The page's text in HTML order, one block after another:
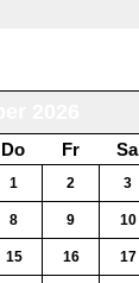
Do Fr Sa
1 2 3
8 9 10
15 16 17